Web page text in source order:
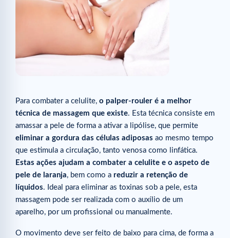
Para combater a celulite, o palper-rouler é a melhor
técnica de massagem que existe. Esta técnica consiste em
amassar a pele de forma a ativar a lipólise, que permite
eliminar a gordura das células adiposas ao mesmo tempo
que estimula a circulação, tanto venosa como linfática.
Estas ações ajudam a combater a celulite e o aspeto de
pele de laranja, bem como a reduzir a retenção de
líquidos. Ideal para eliminar as toxinas sob a pele, esta
massagem pode ser realizada com o auxílio de um
aparelho, por um profissional ou manualmente.
O movimento deve ser feito de baixo para cima, de forma a